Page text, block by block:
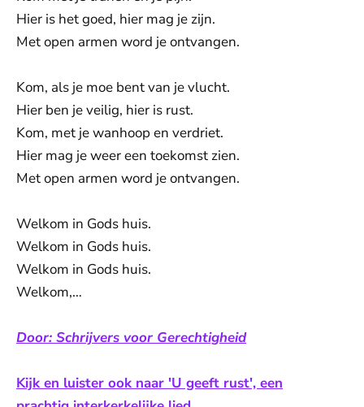
Hier is het goed, hier mag je zijn.
Met open armen word je ontvangen.
Kom, als je moe bent van je vlucht.
Hier ben je veilig, hier is rust.
Kom, met je wanhoop en verdriet.
Hier mag je weer een toekomst zien.
Met open armen word je ontvangen.
Welkom in Gods huis.
Welkom in Gods huis.
Welkom in Gods huis.
Welkom,…
Door: Schrijvers voor Gerechtigheid
Kijk en luister ook naar 'U geeft rust', een